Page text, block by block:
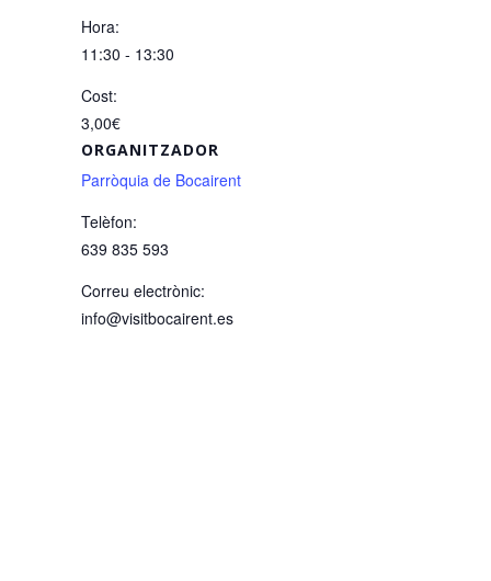
Hora:
11:30 - 13:30
Cost:
3,00€
ORGANITZADOR
Parròquia de Bocairent
Telèfon:
639 835 593
Correu electrònic:
info@visitbocairent.es